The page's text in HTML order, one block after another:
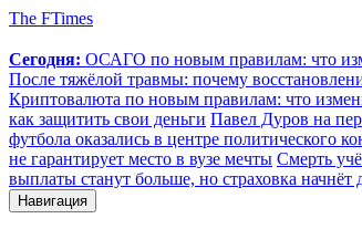
The FTimes
Сегодня: ОСАГО по новым правилам: что
После тяжёлой травмы: почему
Криптовалюта по новым правилам: что
как защитить свои деньги Павел Дуров на
футбола оказались в центре политического
не гарантирует место в вузе мечты Смерть
выплаты станут больше, но страховка начнёт
Навигация